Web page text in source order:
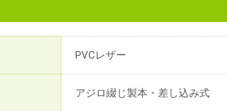
PVCレザー
アジロ綴じ製本・差し込み式